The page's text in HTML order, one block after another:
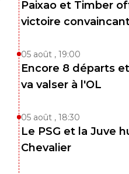
Paixao et Timber
victoire
05 août , 19:00
Encore 8 départs
va valser à l'OL
05 août , 18:30
Le PSG et la Juve
Chevalier